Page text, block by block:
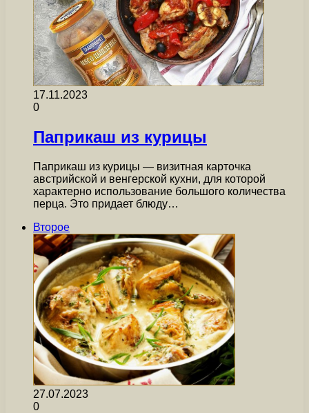
17.11.2023
0
Паприкаш из курицы
Паприкаш из курицы — визитная карточка
австрийской и венгерской кухни, для которой
характерно использование большого количества
перца. Это придает блюду…
Второе
27.07.2023
0